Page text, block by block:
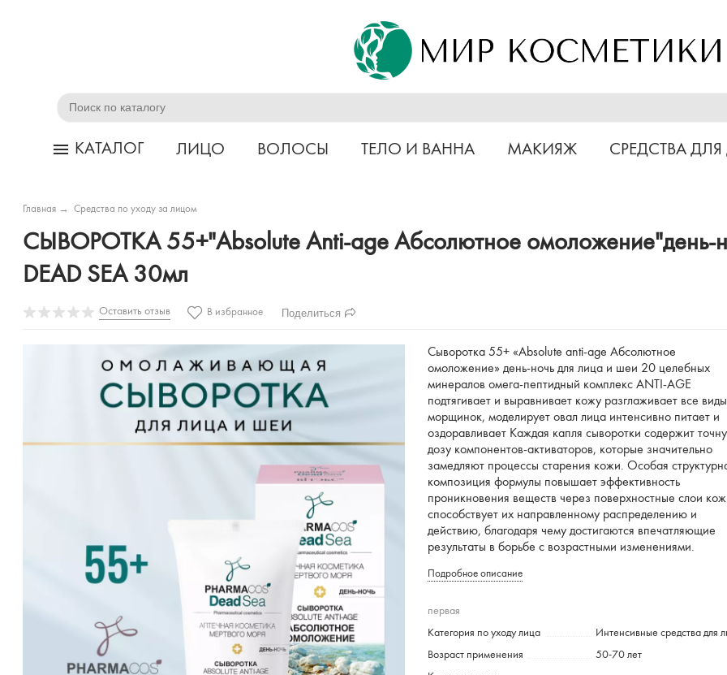
КАТАЛОГ ЛИЦО ВОЛОСЫ ТЕЛО И ВАННА МАКИЯЖ СРЕДСТВА ДЛЯ
Главная → Средства по уходу за лицом
СЫВОРОТКА 55+"Absolute Anti-age Абсолютное омоложение"день-
DEAD SEA 30мл
Оставить отзыв В избранное Поделиться
Сыворотка 55+ «Аbsolute anti-age Абсолютное
омоложение» день-ночь для лица и шеи 20 целебных
минералов омега-пептидный комплекс ANTI-AGE
подтягивает и выравнивает кожу разглаживает все виды
морщинок, моделирует овал лица интенсивно питает и
оздоравливает Каждая капля сыворотки содержит
дозу компонентов-активаторов, которые значительно
замедляют процессы старения кожи. Особая
композиция формулы повышает эффективность
проникновения веществ через поверхностные слои
способствует их направленному распределению и
действию, благодаря чему достигаются впечатляющие
результаты в борьбе с возрастными изменениями.
Подробное описание
первая
Категория по уходу лица Интенсивные средства для
Возраст применения 50-70 лет